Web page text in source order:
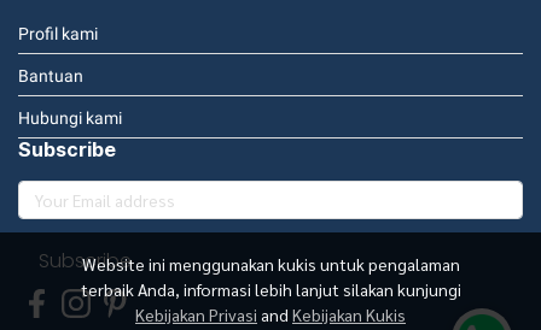
Website ini menggunakan kukis untuk pengalaman
terbaik Anda, informasi lebih lanjut silakan kunjungi
Kebijakan Privasi and Kebijakan Kukis
Profil kami
Bantuan
Hubungi kami
Subscribe
Subscribe